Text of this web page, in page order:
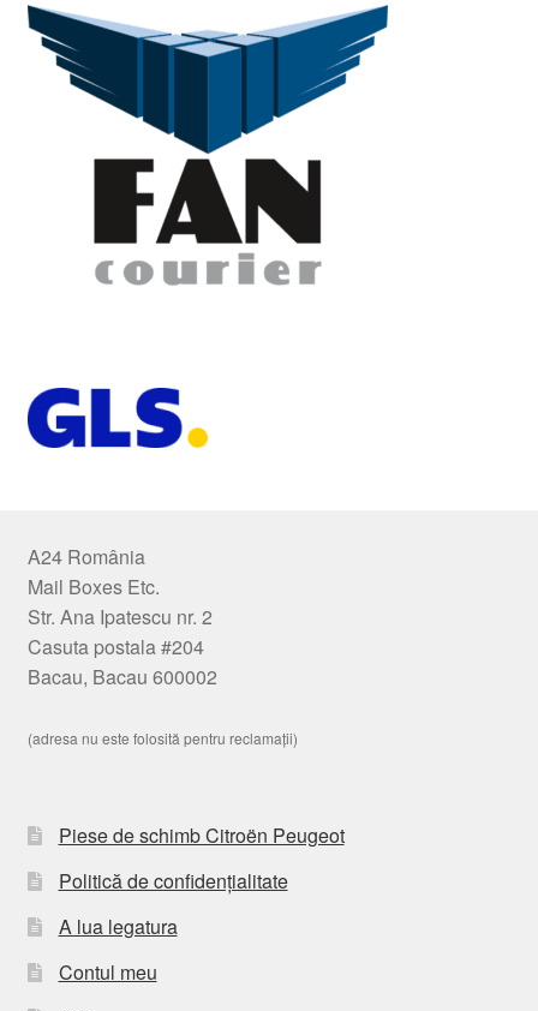
A24 România
Mail Boxes Etc.
Str. Ana Ipatescu nr. 2
Casuta postala #204
Bacau, Bacau 600002
(adresa nu este folosită pentru reclamații)
Piese de schimb Citroën Peugeot
Politică de confidențialitate
A lua legatura
Contul meu